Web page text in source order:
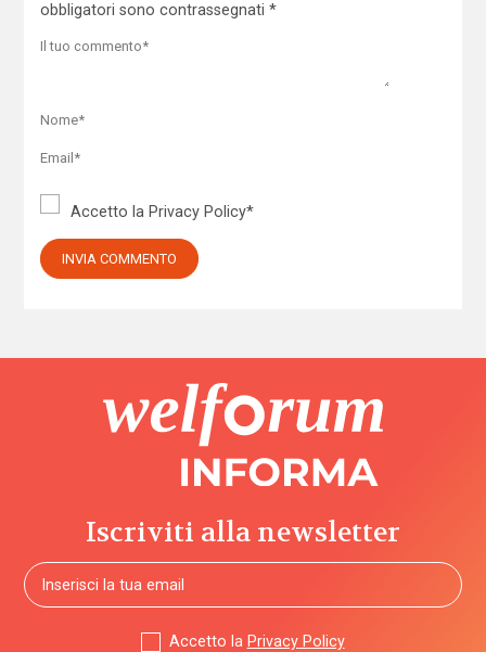
obbligatori sono contrassegnati *
Accetto la Privacy Policy*
Iscriviti alla newsletter
Accetto la Privacy Policy